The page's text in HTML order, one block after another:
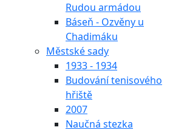
Rudou armádou
Báseň - Ozvěny u
Chadimáku
Městské sady
1933 - 1934
Budování tenisového
hřiště
2007
Naučná stezka